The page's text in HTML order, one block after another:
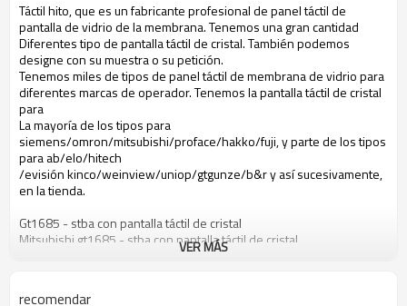
Táctil hito, que es un fabricante profesional de panel táctil de
pantalla de vidrio de la membrana. Tenemos una gran cantidad
Diferentes tipo de pantalla táctil de cristal. También podemos
designe con su muestra o su petición.
Tenemos miles de tipos de panel táctil de membrana de vidrio para
diferentes marcas de operador. Tenemos la pantalla táctil de cristal
para
La mayoría de los tipos para
siemens/omron/mitsubishi/proface/hakko/fuji, y parte de los tipos
para ab/elo/hitech
/evisión kinco/weinview/uniop/gtgunze/b&r y así sucesivamente,
en la tienda.
Gt1685 - stba con pantalla táctil de cristal
Mitsubishi gt1685 - stba con pantalla táctil de cristal
Pantalla táctil de cristal gt1685 - stba
VER MÁS
recomendar